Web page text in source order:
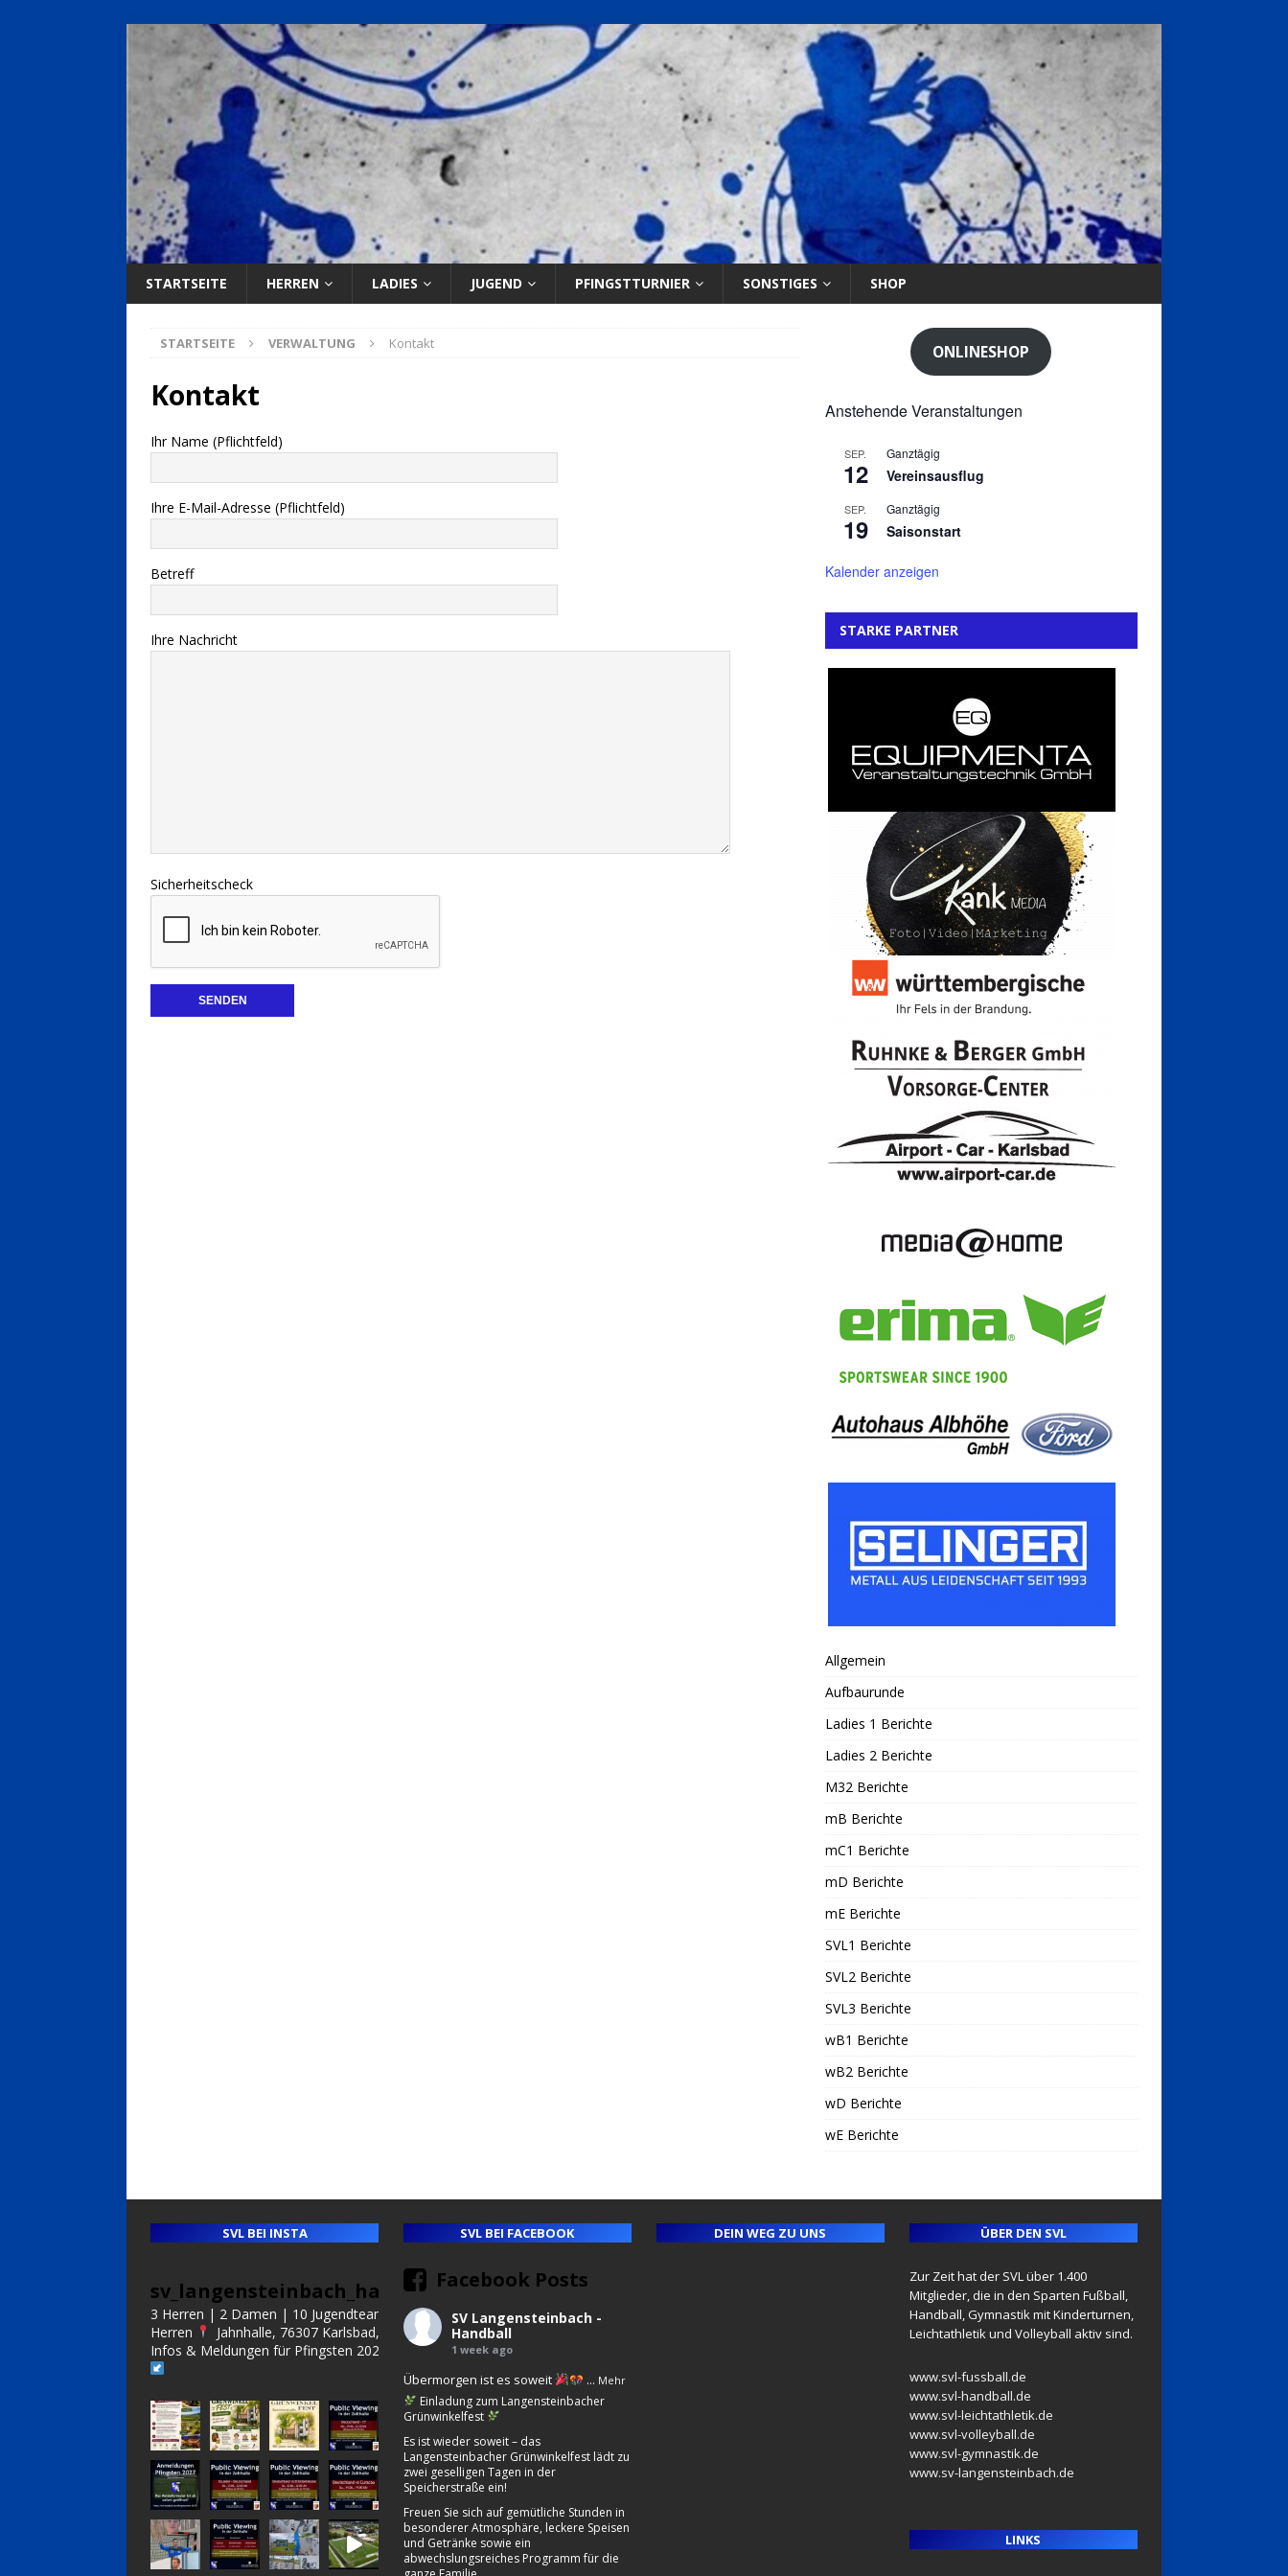
STARTSEITE HERREN LADIES JUGEND PFINGSTTURNIER SONSTIGES SHOP
STARTSEITE VERWALTUNG Kontakt
Kontakt
Ihr Name (Pflichtfeld)
Ihre E-Mail-Adresse (Pflichtfeld)
Betreff
Ihre Nachricht
Sicherheitscheck
ONLINESHOP
Anstehende Veranstaltungen
SEP.
12
Ganztägig
Vereinsausflug
SEP.
19
Ganztägig
Saisonstart
Kalender anzeigen
STARKE PARTNER
Allgemein
Aufbaurunde
Ladies 1 Berichte
Ladies 2 Berichte
M32 Berichte
mB Berichte
mC1 Berichte
mD Berichte
mE Berichte
SVL1 Berichte
SVL2 Berichte
SVL3 Berichte
wB1 Berichte
wB2 Berichte
wD Berichte
wE Berichte
SVL BEI INSTA
sv_langensteinbach_handball
3 Herren | 2 Damen | 10 Jugendteams | Alte
Herren
Jahnhalle, 76307 Karlsbad, Germany
Infos & Meldungen für Pfingsten 2027:
SVL BEI FACEBOOK
Facebook Posts
SV Langensteinbach -
Handball
1 week ago
Übermorgen ist es soweit
Einladung zum Langensteinbacher
Grünwinkelfest
Es ist wieder soweit – das
Langensteinbacher Grünwinkelfest lädt zu
zwei geselligen Tagen in der
Speicherstraße ein!
Freuen Sie sich auf gemütliche Stunden in
besonderer Atmosphäre, leckere Speisen
und Getränke sowie ein
abwechslungsreiches Programm für die
... Mehr
DEIN WEG ZU UNS ÜBER DEN SVL
Zur Zeit hat der SVL über 1.400
Mitglieder, die in den Sparten Fußball,
Handball, Gymnastik mit Kinderturnen,
Leichtathletik und Volleyball aktiv sind.
www.svl-fussball.de
www.svl-handball.de
www.svl-leichtathletik.de
www.svl-volleyball.de
www.svl-gymnastik.de
www.sv-langensteinbach.de
LINKS